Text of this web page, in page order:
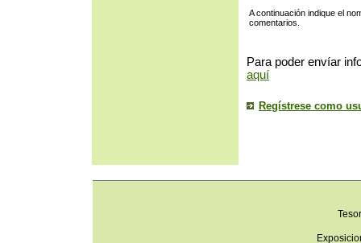
A continuación indique el
comentarios.
Para poder envíar
aquí
Regístrese como